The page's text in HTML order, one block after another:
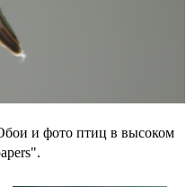
и фото птиц в высоком